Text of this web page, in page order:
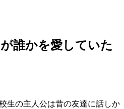
誰かを愛していた
生の主人公は昔の友達に話しか